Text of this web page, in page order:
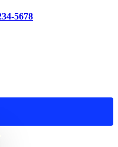
5678